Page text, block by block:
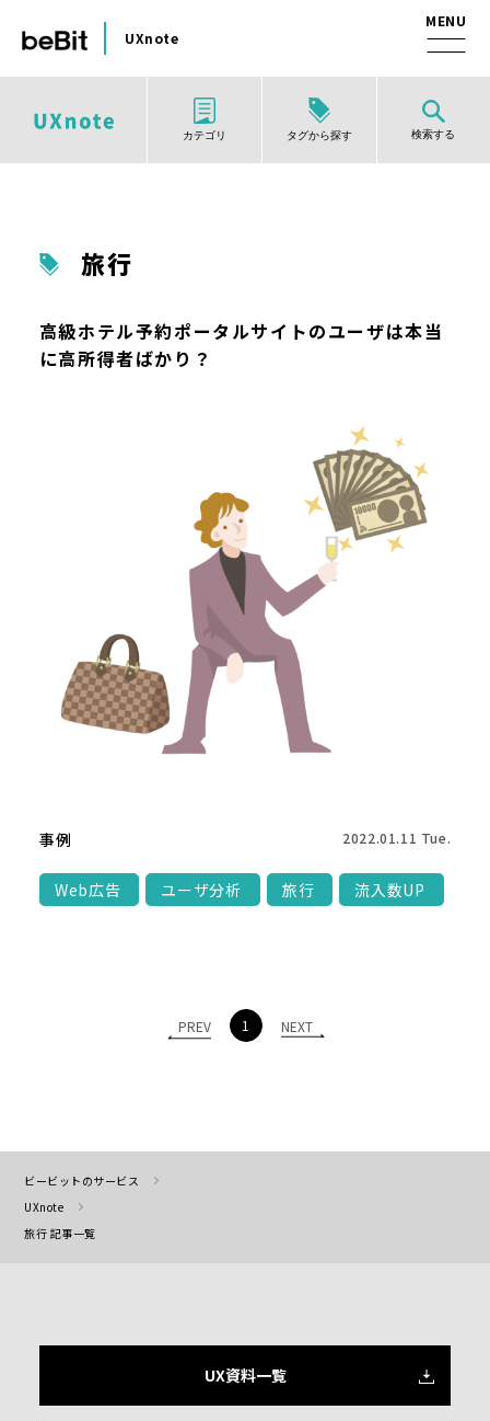
UXnote
カテゴリ タグから探す 検索する
旅行
高級ホテル予約ポータルサイトのユーザは本当
に高所得者ばかり？
事例 2022.01.11 Tue.
Web広告 ユーザ分析 旅行 流入数UP
PREV 1 NEXT
ビービットのサービス
UXnote
旅行 記事一覧
UX資料一覧